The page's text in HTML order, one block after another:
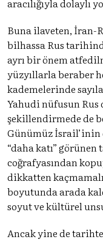
Buna ilaveten,
bilhassa Rus
ayrı bir önem
yüzyıllarla beraber
kademelerinde
Yahudi nüfusun
şekillendirmede de
Günümüz İsrail’inin
“daha katı”
coğrafyasından
dikkatten
boyutunda arada
soyut ve kültürel
Ancak yine de